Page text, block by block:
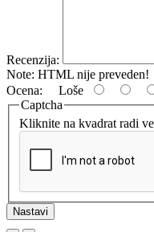
Recenzija:
Note: HTML nije preveden!
Ocena: Loše
Captcha
Kliknite na kvadrat radi
Nastavi